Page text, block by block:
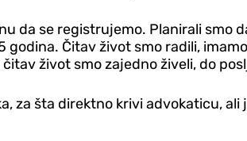
da se registrujemo. Planirali
godina. Čitav život smo radili,
život smo zajedno živeli, do
za šta direktno krivi advokaticu,